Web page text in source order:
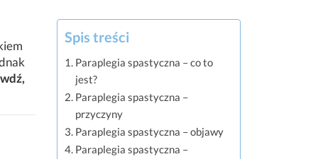
Spis treści
Paraplegia spastyczna – co to
jest?
Paraplegia spastyczna –
przyczyny
Paraplegia spastyczna – objawy
Paraplegia spastyczna –